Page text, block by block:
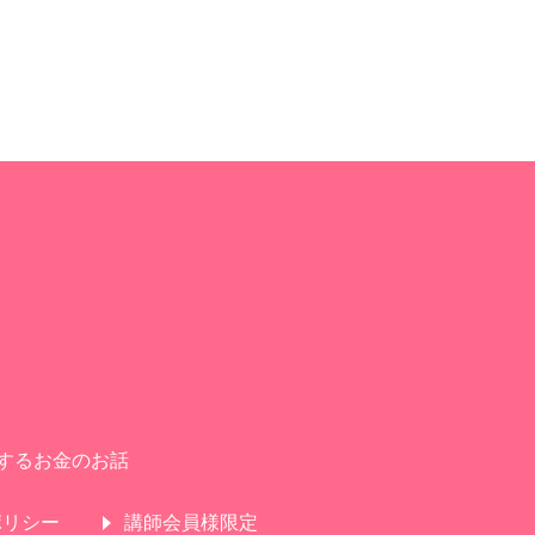
るお金のお話
シー 講師会員様限定